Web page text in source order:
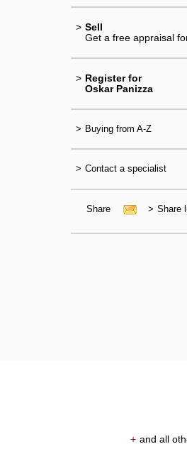
> Sell
Get a free appraisal
> Register for
Oskar Panizza
> Buying from A-Z
> Contact a specialist
Share > Share
+ and all